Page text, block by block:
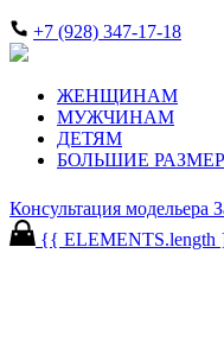
+7 (928) 347-17-18
ЖЕНЩИНАМ
МУЖЧИНАМ
ДЕТЯМ
БОЛЬШИЕ
Консультация модельера
{{ ELEMENTS.length